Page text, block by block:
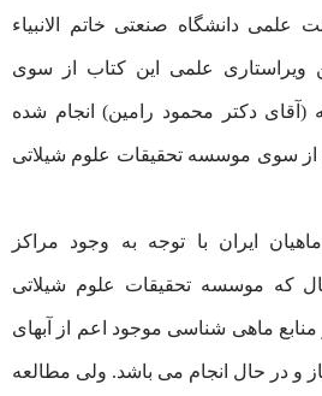
علمی دانشگاه صنعتی خاتم الانبیاء
ویراستاری علمی این کتاب از سوی
دکتر محمود رامین) انجام شده
در 141 صفحه از سوی موسسه تحقیقات علوم شیلاتی
ایران با توجه به وجود مراکز
که موسسه تحقیقات علوم شیلاتی
ماهی ‌شناسی موجود اعم از آبهای
و در حال انجام می باشد. ولی مطالعه